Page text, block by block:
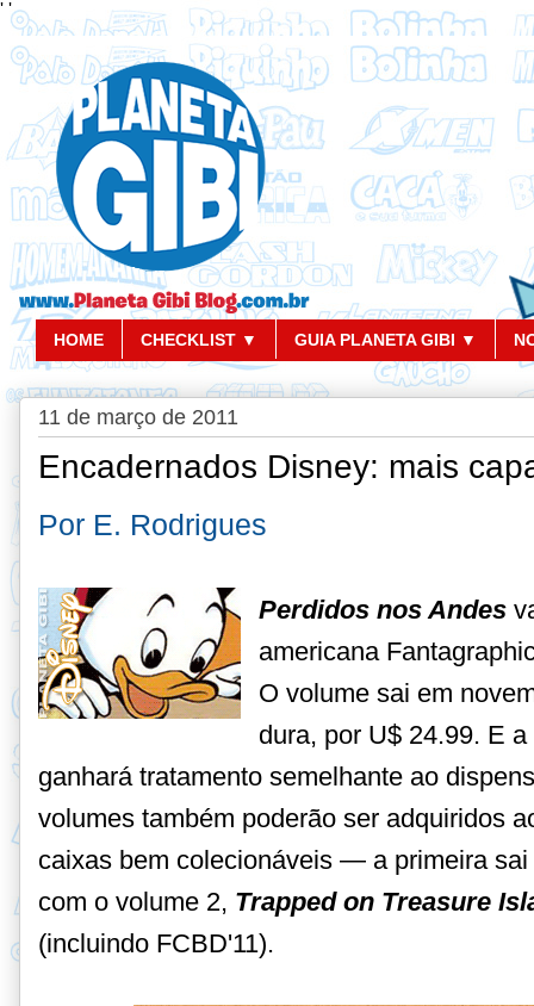
' '
HOME CHECKLIST ▼ GUIA PLANETA GIBI ▼
11 de março de 2011
Encadernados Disney: mais
Por E. Rodrigues
Perdidos nos Andes
americana
O volume sai em
dura, por U$ 24.99. E
ganhará tratamento semelhante ao
volumes também poderão ser adquiridos
caixas bem colecionáveis — a primeira
com o volume 2, Trapped on Treasure
(incluindo FCBD'11).